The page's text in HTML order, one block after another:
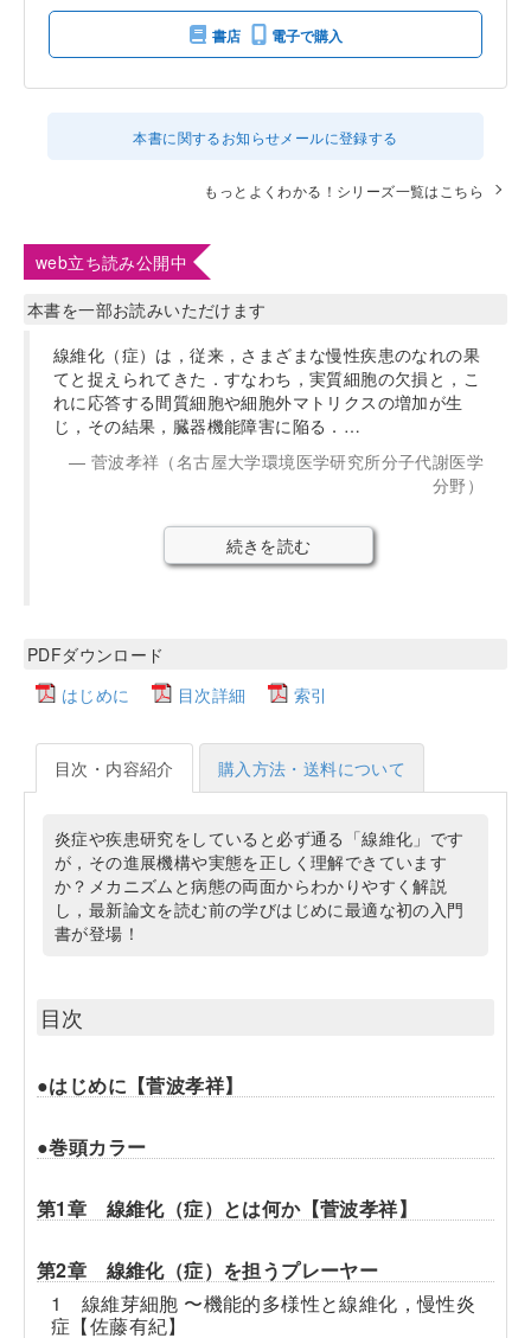
書店 電子で購入
本書に関するお知らせメールに登録する
もっとよくわかる！シリーズ一覧はこちら
web立ち読み公開中
本書を一部お読みいただけます
線維化（症）は，従来，さまざまな慢性疾患のなれの果
てと捉えられてきた．すなわち，実質細胞の欠損と，こ
れに応答する間質細胞や細胞外マトリクスの増加が生
じ，その結果，臓器機能障害に陥る．…
菅波孝祥（名古屋大学環境医学研究所分子代謝医学
分野）
続きを読む
PDFダウンロード
はじめに
目次詳細 索引
目次・内容紹介 購入方法・送料について
炎症や疾患研究をしていると必ず通る「線維化」です
が，その進展機構や実態を正しく理解できています
か？メカニズムと病態の両面からわかりやすく解説
し，最新論文を読む前の学びはじめに最適な初の入門
書が登場！
目次
●はじめに【菅波孝祥】
●巻頭カラー
第1章 線維化（症）とは何か【菅波孝祥】
第2章 線維化（症）を担うプレーヤー
1 線維芽細胞 〜機能的多様性と線維化，慢性炎
症【佐藤有紀】